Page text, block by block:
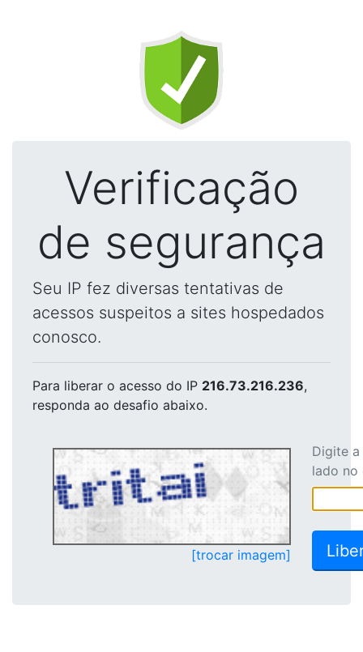
Verificação
de segurança
Seu IP fez diversas tentativas de
acessos suspeitos a sites hospedados
conosco.
Para liberar o acesso do IP 216.73.216.236,
responda ao desafio abaixo.
[trocar imagem]
Digite
lado no